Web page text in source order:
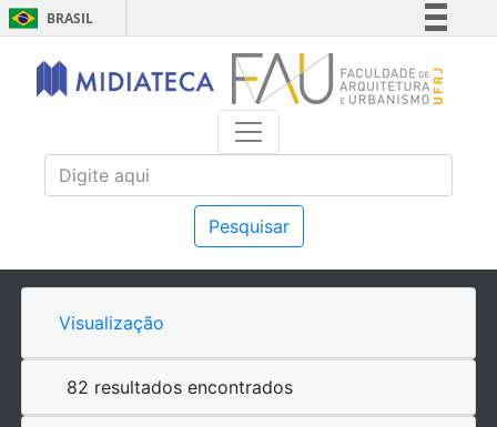
BRASIL
Simplifique!
Comunica BR
Acesso à informação
Pesquisar
Visualização
82 resultados encontrados